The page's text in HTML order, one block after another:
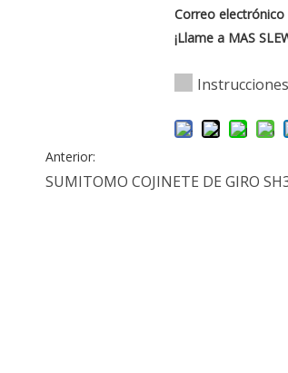
Correo electrónico
¡Llame a MAS
Anterior:
SUMITOMO COJINETE DE GIRO